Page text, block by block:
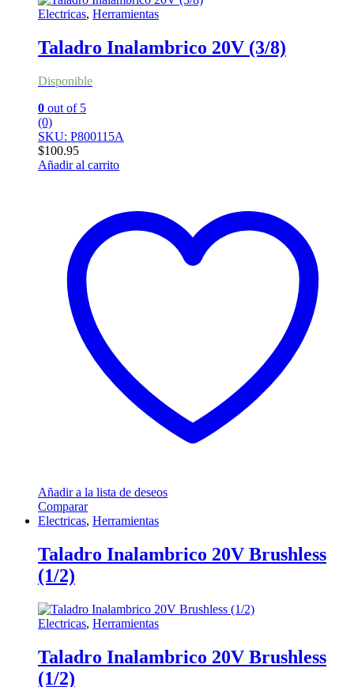
Electricas, Herramientas
Taladro Inalambrico 20V (3/8)
Disponible
0 out of 5
(0)
SKU: P800115A
$100.95
Añadir al carrito
Añadir a la lista de deseos
Comparar
Electricas, Herramientas
Taladro Inalambrico 20V Brushless
(1/2)
Electricas, Herramientas
Taladro Inalambrico 20V Brushless
(1/2)